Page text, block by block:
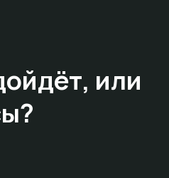
или